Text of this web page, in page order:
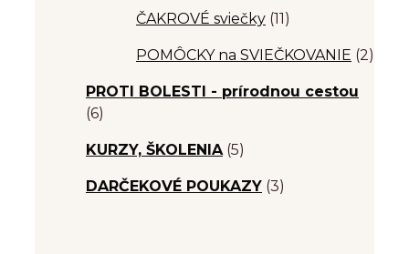
ČAKROVÉ sviečky (11)
POMÔCKY na SVIEČKOVANIE (2)
PROTI BOLESTI - prírodnou cestou
(6)
KURZY, ŠKOLENIA (5)
DARČEKOVÉ POUKAZY (3)